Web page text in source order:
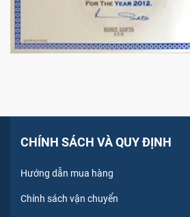
CHÍNH SÁCH VÀ QUY ĐỊNH
Hướng dẫn mua hàng
Chính sách vận chuyển